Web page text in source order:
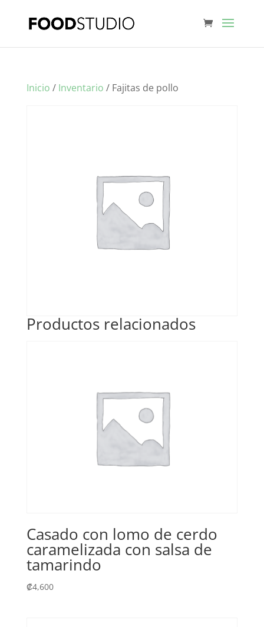
Inicio / Inventario / Fajitas de pollo
Productos relacionados
Casado con lomo de cerdo
caramelizada con salsa de
tamarindo
₡4,600